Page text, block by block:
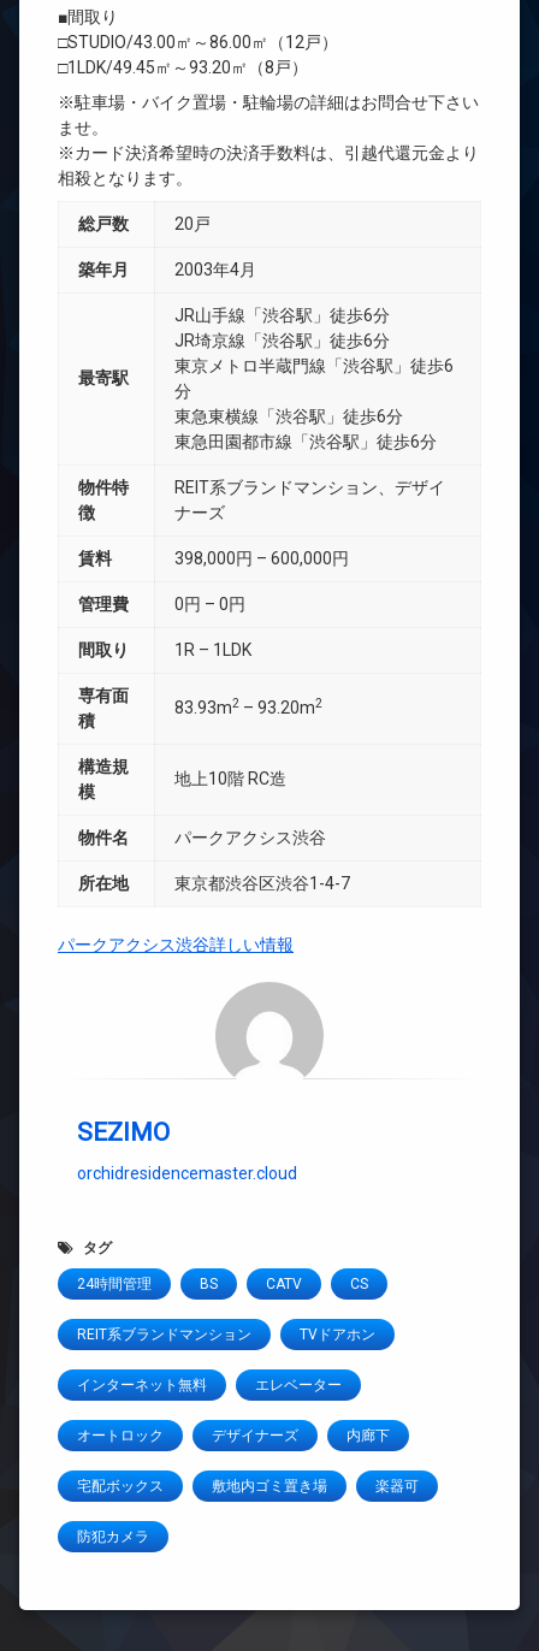
■間取り
□STUDIO/43.00㎡～86.00㎡（12戸）
□1LDK/49.45㎡～93.20㎡（8戸）
※駐車場・バイク置場・駐輪場の詳細はお問合せ下さい
ませ。
※カード決済希望時の決済手数料は、引越代還元金より
相殺となります。
総戸数 20戸
築年月 2003年4月
最寄駅
JR山手線「渋谷駅」徒歩6分
JR埼京線「渋谷駅」徒歩6分
東京メトロ半蔵門線「渋谷駅」徒歩6
分
東急東横線「渋谷駅」徒歩6分
東急田園都市線「渋谷駅」徒歩6分
物件特
徴
REIT系ブランドマンション、デザイ
ナーズ
賃料 398,000円 – 600,000円
管理費 0円 – 0円
間取り 1R – 1LDK
専有面
積
83.93m2 – 93.20m2
構造規
模
地上10階 RC造
物件名 パークアクシス渋谷
所在地 東京都渋谷区渋谷1-4-7
パークアクシス渋谷詳しい情報
SEZIMO
orchidresidencemaster.cloud
タグ
24時間管理 BS CATV CS
REIT系ブランドマンション TVドアホン
インターネット無料 エレベーター
オートロック デザイナーズ 内廊下
宅配ボックス 敷地内ゴミ置き場 楽器可
防犯カメラ